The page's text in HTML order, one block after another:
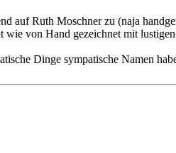
auf Ruth Moschner zu (naja
von Hand gezeichnet mit
Dinge sympatische Namen